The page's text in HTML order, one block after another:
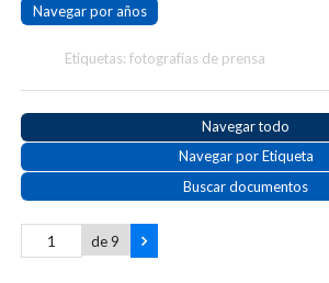
Navegar por años
Etiquetas: fotografías de prensa
Navegar todo
Navegar por Etiqueta
Buscar documentos
de 9